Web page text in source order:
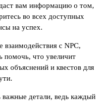
вам информацию о том,
во всех доступных
на успех.
взаимодействия с NPC,
помочь, что увеличит
объяснений и квестов для
детали, ведь каждый